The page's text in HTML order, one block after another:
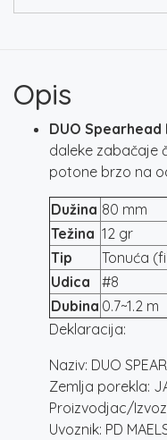
Opis
DUO Spearhead
daleke zabačaje
potone brzo na
Dužina 80 mm
Težina 12 gr
Tip
Tonuća
Udica
#8
Dubina 0.7~1.2 m
Deklaracija:
Naziv: DUO
Zemlja porekla:
Proizvodjac/
Uvoznik: PD